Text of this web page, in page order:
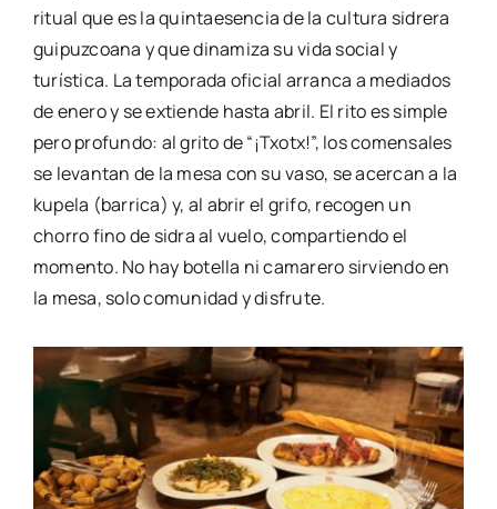
ritual que es la quintaesencia de la cultura sidrera
guipuzcoana y que dinamiza su vida social y
turística. La temporada oficial arranca a mediados
de enero y se extiende hasta abril. El rito es simple
pero profundo: al grito de “¡Txotx!”, los comensales
se levantan de la mesa con su vaso, se acercan a la
kupela (barrica) y, al abrir el grifo, recogen un
chorro fino de sidra al vuelo, compartiendo el
momento. No hay botella ni camarero sirviendo en
la mesa, solo comunidad y disfrute.